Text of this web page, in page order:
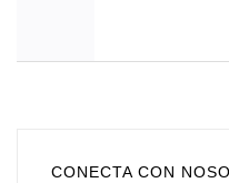
CONECTA CON